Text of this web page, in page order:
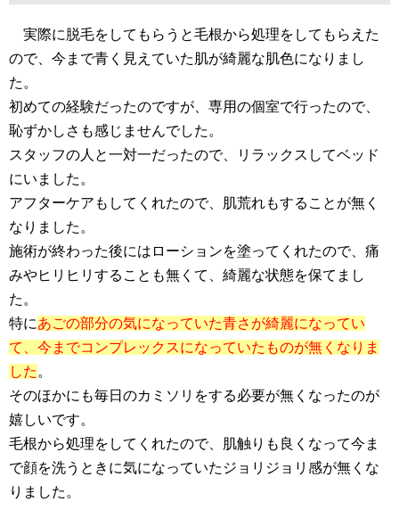
実際に脱毛をしてもらうと毛根から処理をしてもらえた
ので、今まで青く見えていた肌が綺麗な肌色になりまし
た。
初めての経験だったのですが、専用の個室で行ったので、
恥ずかしさも感じませんでした。
スタッフの人と一対一だったので、リラックスしてベッド
にいました。
アフターケアもしてくれたので、肌荒れもすることが無く
なりました。
施術が終わった後にはローションを塗ってくれたので、痛
みやヒリヒリすることも無くて、綺麗な状態を保てまし
た。
特にあごの部分の気になっていた青さが綺麗になってい
て、今までコンプレックスになっていたものが無くなりま
した 。
そのほかにも毎日のカミソリをする必要が無くなったのが
嬉しいです。
毛根から処理をしてくれたので、肌触りも良くなって今ま
で顔を洗うときに気になっていたジョリジョリ感が無くな
りました。